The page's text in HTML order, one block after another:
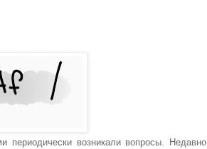
возникали вопросы. Недавно